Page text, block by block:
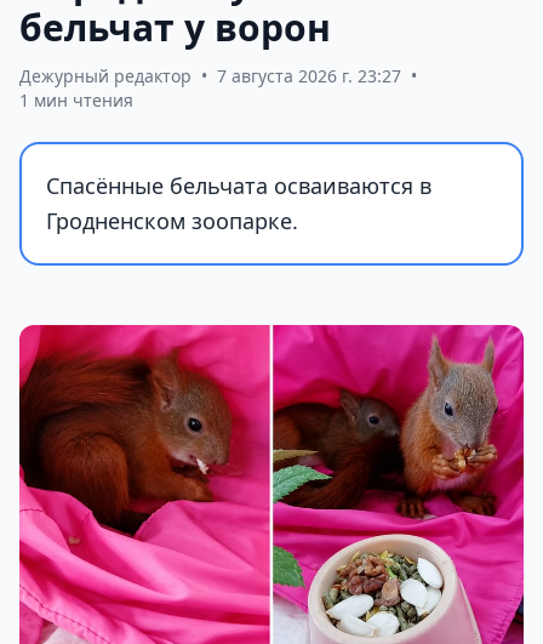
бельчат у ворон
Дежурный редактор • 7 августа 2026 г. 23:27 •
1 мин чтения
Спасённые бельчата осваиваются в
Гродненском зоопарке.